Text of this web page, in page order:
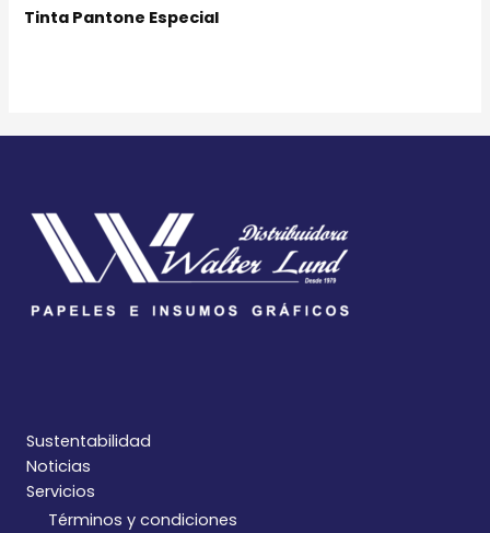
Tinta Pantone Especial
Sustentabilidad
Noticias
Servicios
Términos y condiciones